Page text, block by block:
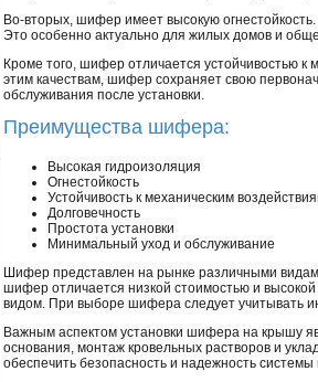
Во-вторых, шифер имеет высокую
Это особенно актуально для жилых домов и
Кроме того, шифер отличается устойчивостью к
этим качествам, шифер сохраняет свою
обслуживания после установки.
Преимущества шифера:
Высокая гидроизоляция
Огнестойкость
Устойчивость к механическим
Долговечность
Простота установки
Минимальный уход и обслуживание
Шифер представлен на рынке различными
шифер отличается низкой стоимостью и
видом. При выборе шифера следует учитывать
Важным аспектом установки шифера на крышу
основания, монтаж кровельных растворов и
обеспечить безопасность и надежность